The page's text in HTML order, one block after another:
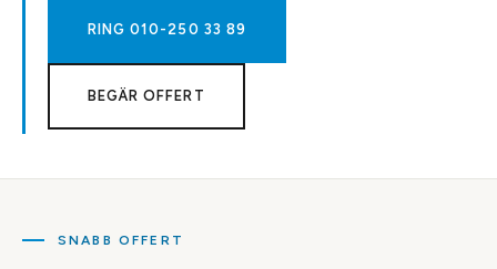
RING010-250 33 89
BEGÄR OFFERT
SNABB OFFERT